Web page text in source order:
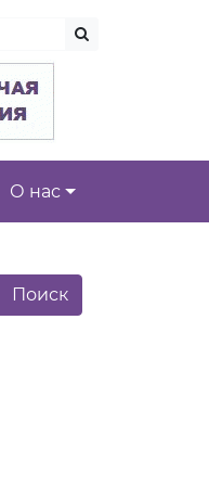
О нас